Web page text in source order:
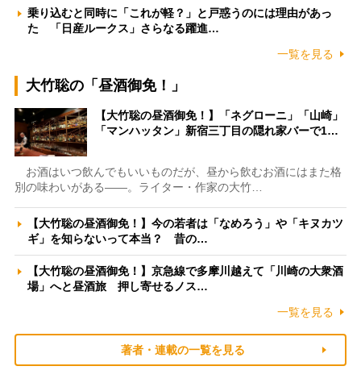
乗り込むと同時に「これが軽？」と戸惑うのには理由があっ
た 「日産ルークス」さらなる躍進…
一覧を見る
大竹聡の「昼酒御免！」
【大竹聡の昼酒御免！】「ネグローニ」「山崎」
「マンハッタン」新宿三丁目の隠れ家バーで1…
お酒はいつ飲んでもいいものだが、昼から飲むお酒にはまた格
別の味わいがある――。ライター・作家の大竹…
【大竹聡の昼酒御免！】今の若者は「なめろう」や「キヌカツ
ギ」を知らないって本当？ 昔の…
【大竹聡の昼酒御免！】京急線で多摩川越えて「川崎の大衆酒
場」へと昼酒旅 押し寄せるノス…
一覧を見る
著者・連載の一覧を見る